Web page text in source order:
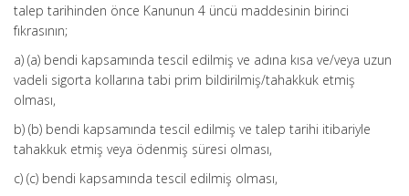
talep tarihinden önce Kanunun 4 üncü maddesinin birinci
fıkrasının;
a) (a) bendi kapsamında tescil edilmiş ve adına kısa ve/veya uzun
vadeli sigorta kollarına tabi prim bildirilmiş/tahakkuk etmiş
olması,
b) (b) bendi kapsamında tescil edilmiş ve talep tarihi itibariyle
tahakkuk etmiş veya ödenmiş süresi olması,
c) (c) bendi kapsamında tescil edilmiş olması,